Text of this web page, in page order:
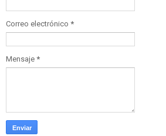
Correo electrónico *
Mensaje *